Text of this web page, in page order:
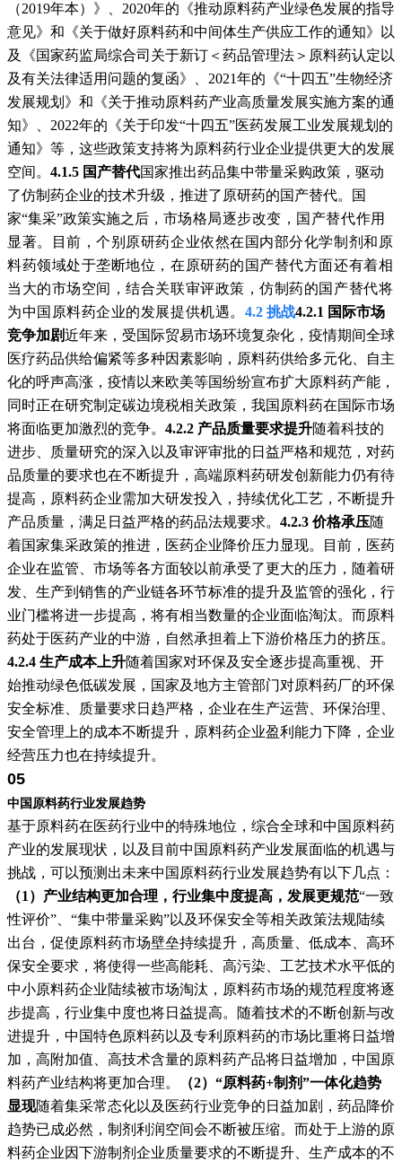
（2019年本）》、2020年的《推动原料药产业绿色发展的指导
意见》和《关于做好原料药和中间体生产供应工作的通知》以
及《国家药监局综合司关于新订＜药品管理法＞原料药认定以
及有关法律适用问题的复函》、2021年的《“十四五”生物经济
发展规划》和《关于推动原料药产业高质量发展实施方案的通
知》、2022年的《关于印发“十四五”医药发展工业发展规划的
通知》等，这些政策支持将为原料药行业企业提供更大的发展
空间。 4.1.5 国产替代国家推出药品集中带量采购政策，驱动
了仿制药企业的技术升级，推进了原研药的国产替代。国
家“集采”政策实施之后，市场格局逐步改变，国产替代作用
显著。目前，个别原研药企业依然在国内部分化学制剂和原
料药领域处于垄断地位，在原研药的国产替代方面还有着相
当大的市场空间，结合关联审评政策，仿制药的国产替代将
为中国原料药企业的发展提供机遇。 4.2 挑战4.2.1 国际市场
竞争加剧近年来，受国际贸易市场环境复杂化，疫情期间全球
医疗药品供给偏紧等多种因素影响，原料药供给多元化、自主
化的呼声高涨，疫情以来欧美等国纷纷宣布扩大原料药产能，
同时正在研究制定碳边境税相关政策，我国原料药在国际市场
将面临更加激烈的竞争。 4.2.2 产品质量要求提升随着科技的
进步、质量研究的深入以及审评审批的日益严格和规范，对药
品质量的要求也在不断提升，高端原料药研发创新能力仍有待
提高，原料药企业需加大研发投入，持续优化工艺，不断提升
产品质量，满足日益严格的药品法规要求。 4.2.3 价格承压随
着国家集采政策的推进，医药企业降价压力显现。目前，医药
企业在监管、市场等各方面较以前承受了更大的压力，随着研
发、生产到销售的产业链各环节标准的提升及监管的强化，行
业门槛将进一步提高，将有相当数量的企业面临淘汰。而原料
药处于医药产业的中游，自然承担着上下游价格压力的挤压。
4.2.4 生产成本上升随着国家对环保及安全逐步提高重视、开
始推动绿色低碳发展，国家及地方主管部门对原料药厂的环保
安全标准、质量要求日趋严格，企业在生产运营、环保治理、
安全管理上的成本不断提升，原料药企业盈利能力下降，企业
经营压力也在持续提升。
05
中国原料药行业发展趋势
基于原料药在医药行业中的特殊地位，综合全球和中国原料药
产业的发展现状，以及目前中国原料药产业发展面临的机遇与
挑战，可以预测出未来中国原料药行业发展趋势有以下几点：
（1）产业结构更加合理，行业集中度提高，发展更规范“一致
性评价”、“集中带量采购”以及环保安全等相关政策法规陆续
出台，促使原料药市场壁垒持续提升，高质量、低成本、高环
保安全要求，将使得一些高能耗、高污染、工艺技术水平低的
中小原料药企业陆续被市场淘汰，原料药市场的规范程度将逐
步提高，行业集中度也将日益提高。随着技术的不断创新与改
进提升，中国特色原料药以及专利原料药的市场比重将日益增
加，高附加值、高技术含量的原料药产品将日益增加，中国原
料药产业结构将更加合理。
（2）“原料药+制剂”一体化趋势
显现随着集采常态化以及医药行业竞争的日益加剧，药品降价
趋势已成必然，制剂利润空间会不断被压缩。而处于上游的原
料药企业因下游制剂企业质量要求的不断提升、生产成本的不